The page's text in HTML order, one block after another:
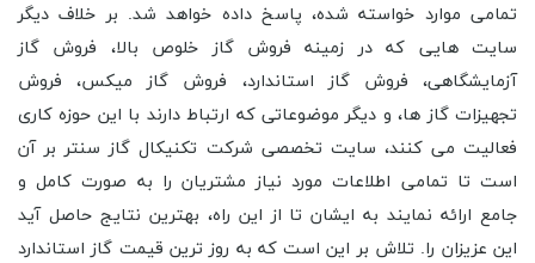
تمامی موارد خواسته شده، پاسخ داده خواهد شد. بر خلاف دیگر
سایت هایی که در زمینه فروش گاز خلوص بالا، فروش گاز
آزمایشگاهی، فروش گاز استاندارد، فروش گاز میکس، فروش
تجهیزات گاز ها، و دیگر موضوعاتی که ارتباط دارند با این حوزه کاری
فعالیت می کنند، سایت تخصصی شرکت تکنیکال گاز سنتر بر آن
است تا تمامی اطلاعات مورد نیاز مشتریان را به صورت کامل و
جامع ارائه نمایند به ایشان تا از این راه، بهترین نتایج حاصل آید
این عزیزان را. تلاش بر این است که به روز ترین قیمت گاز استاندارد